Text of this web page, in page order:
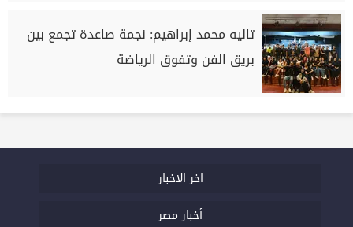
تاليه محمد إبراهيم: نجمة صاعدة تجمع بين
بريق الفن وتفوق الرياضة
اخر الاخبار
أخبار مصر